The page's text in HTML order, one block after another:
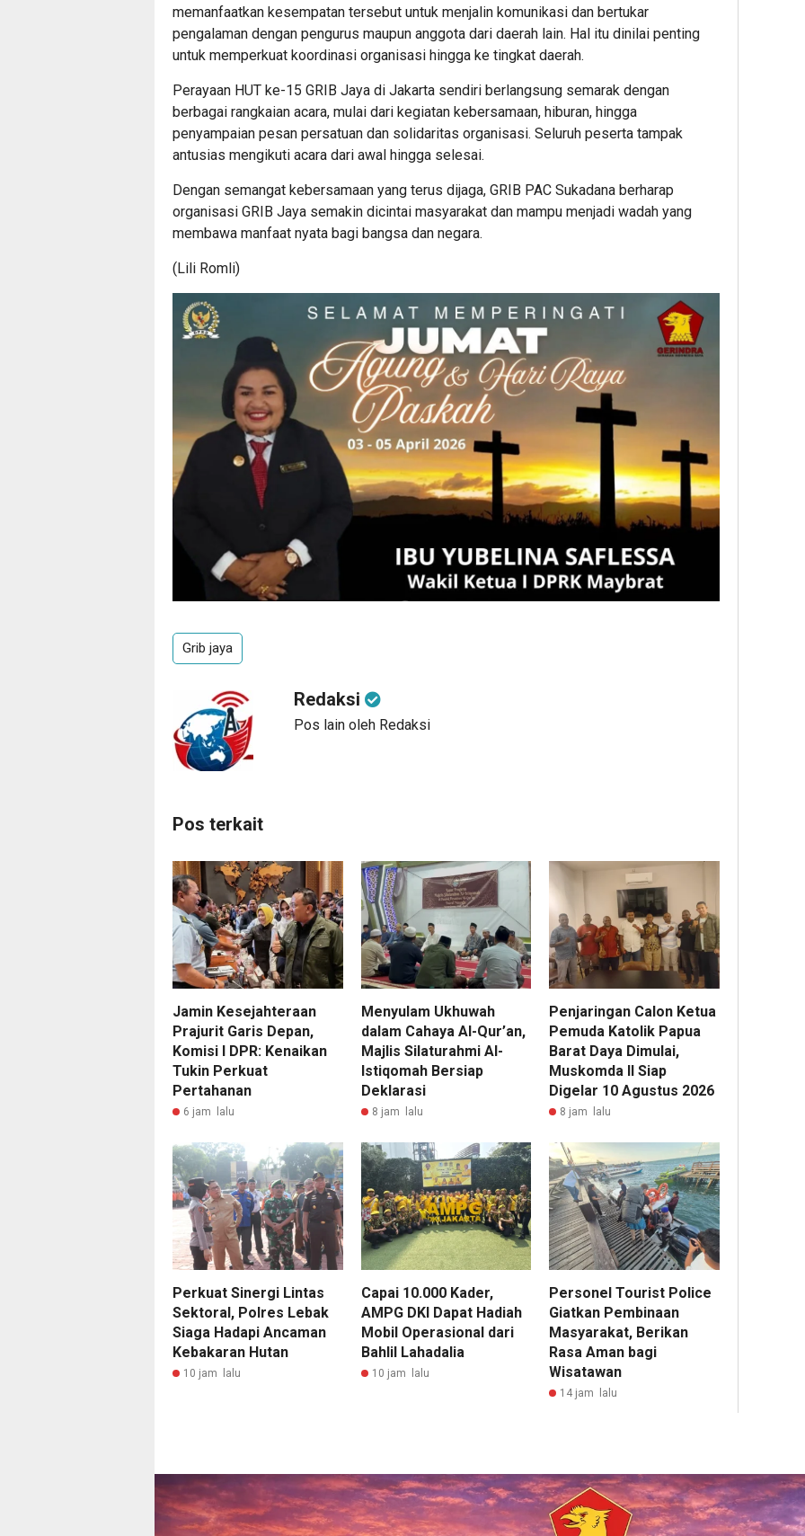
memanfaatkan kesempatan tersebut untuk menjalin komunikasi dan bertukar
pengalaman dengan pengurus maupun anggota dari daerah lain. Hal itu dinilai penting
untuk memperkuat koordinasi organisasi hingga ke tingkat daerah.
Perayaan HUT ke-15 GRIB Jaya di Jakarta sendiri berlangsung semarak dengan
berbagai rangkaian acara, mulai dari kegiatan kebersamaan, hiburan, hingga
penyampaian pesan persatuan dan solidaritas organisasi. Seluruh peserta tampak
antusias mengikuti acara dari awal hingga selesai.
Dengan semangat kebersamaan yang terus dijaga, GRIB PAC Sukadana berharap
organisasi GRIB Jaya semakin dicintai masyarakat dan mampu menjadi wadah yang
membawa manfaat nyata bagi bangsa dan negara.
(Lili Romli)
Grib jaya
Redaksi
Pos lain oleh Redaksi
Pos terkait
Jamin Kesejahteraan
Prajurit Garis Depan,
Komisi I DPR: Kenaikan
Tukin Perkuat
Pertahanan
6 jam lalu
Menyulam Ukhuwah
dalam Cahaya Al-Qur’an,
Majlis Silaturahmi Al-
Istiqomah Bersiap
Deklarasi
8 jam lalu
Penjaringan Calon Ketua
Pemuda Katolik Papua
Barat Daya Dimulai,
Muskomda II Siap
Digelar 10 Agustus 2026
8 jam lalu
Perkuat Sinergi Lintas
Sektoral, Polres Lebak
Siaga Hadapi Ancaman
Kebakaran Hutan
10 jam lalu
Capai 10.000 Kader,
AMPG DKI Dapat Hadiah
Mobil Operasional dari
Bahlil Lahadalia
10 jam lalu
Personel Tourist Police
Giatkan Pembinaan
Masyarakat, Berikan
Rasa Aman bagi
Wisatawan
14 jam lalu